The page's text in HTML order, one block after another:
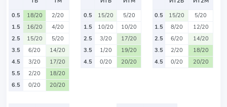
0.5
18/20
2/20
1.5
16/20
4/20
2.5
15/20
5/20
3.5
6/20
14/20
4.5
3/20
17/20
5.5
2/20
18/20
6.5
0/20 20/20
0.5
15/20
5/20
1.5
10/20
10/20
2.5
3/20
17/20
3.5
1/20
19/20
4.5
0/20 20/20
0.5
15/20
5/20
1.5
8/20
12/20
2.5
6/20
14/20
3.5
2/20
18/20
4.5
0/20 20/20